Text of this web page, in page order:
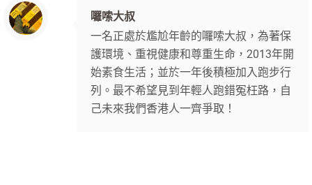
囉嗦大叔
一名正處於尷尬年齡的囉嗦大叔，為著保
護環境、重視健康和尊重生命，2013年開
始素食生活；並於一年後積極加入跑步行
列。最不希望見到年輕人跑錯冤枉路，自
己未來我們香港人一齊爭取！